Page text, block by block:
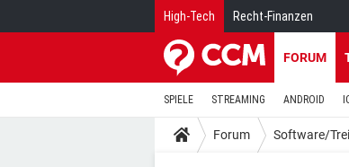
High-Tech Recht-Finanzen
FORUM
SPIELE STREAMING ANDROID
Forum Software/